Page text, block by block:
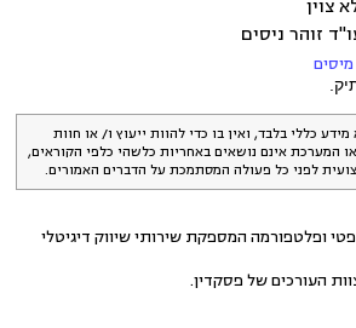
צוין
זוהר ניסים
מיסים
כללי בלבד, ואין בו כדי להוות ייעוץ ו/ או חוות
אינם נושאים באחריות כלשהי כלפי הקוראים,
לפני כל פעולה המסתמכת על הדברים האמורים.
ופלטפורמה המספקת שירותי שיווק דיגיטלי
העורכים של פסקדין.